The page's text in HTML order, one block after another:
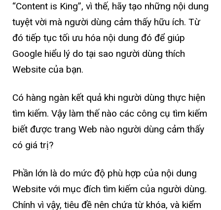
“Content is King”, vì thế, hãy tạo những nội dung
tuyệt vời mà người dùng cảm thấy hữu ích. Từ
đó tiếp tục tối ưu hóa nội dung đó để giúp
Google hiểu lý do tại sao người dùng thích
Website của bạn.
Có hàng ngàn kết quả khi người dùng thực hiện
tìm kiếm. Vậy làm thế nào các công cụ tìm kiếm
biết được trang Web nào người dùng cảm thấy
có giá trị?
Phần lớn là do mức độ phù hợp của nội dung
Website với mục đích tìm kiếm của người dùng.
Chính vì vậy, tiêu đề nên chứa từ khóa, và kiểm